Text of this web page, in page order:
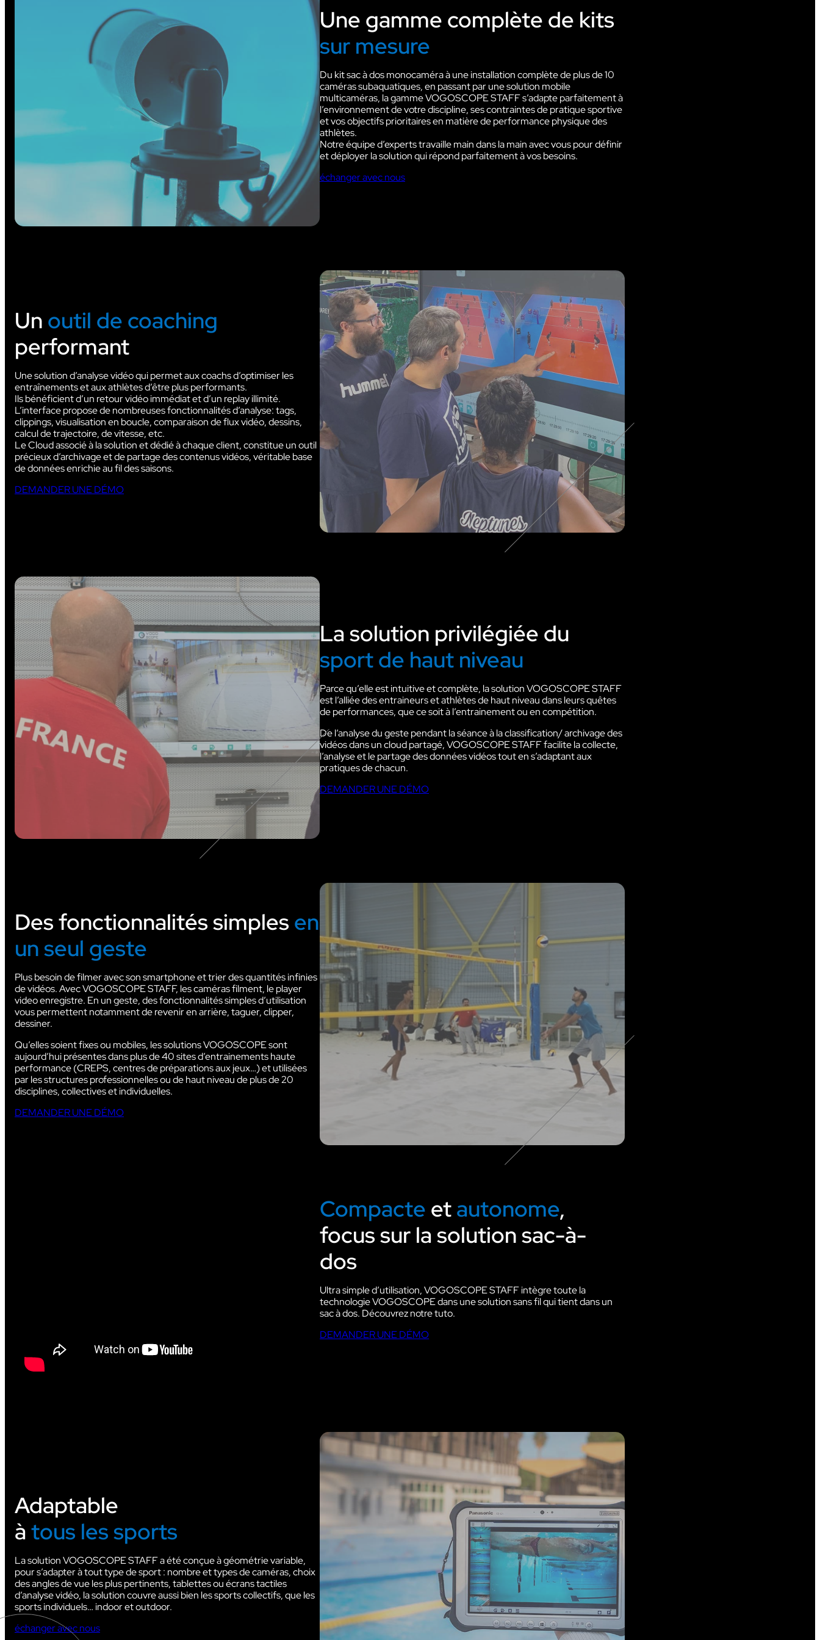
Compatibilité protections
auditives
activités industriels.
Découvrir VOKKERO GUARDIAN
PLUS
Solution VOKKERO GUARDIAN
CONNECT
auditives
Dédié aux équipes terrains des sites et
Talkie-Walkie
Kits
Micro-casques & Accessoires
Micro-casques & Accessoires
Découvrir VOKKERO STAGE
Dédiée aux petites équipes techniques
Boîtier intercom
Kits
Oreillettes & Accessoires
Une gamme complète de kits
sur mesure
Du kit sac à dos monocaméra à une installation complète de plus de 10
caméras subaquatiques, en passant par une solution mobile
multicaméras, la gamme VOGOSCOPE STAFF s’adapte parfaitement à
l’environnement de votre discipline, ses contraintes de pratique sportive
et vos objectifs prioritaires en matière de performance physique des
athlètes.
Notre équipe d’experts travaille main dans la main avec vous pour définir
et déployer la solution qui répond parfaitement à vos besoins.
échanger avec nous
Un outil de coaching
performant
Une solution d’analyse vidéo qui permet aux coachs d’optimiser les
entraînements et aux athlètes d’être plus performants.
Ils bénéficient d’un retour vidéo immédiat et d’un replay illimité.
L’interface propose de nombreuses fonctionnalités d’analyse: tags,
clippings, visualisation en boucle, comparaison de flux vidéo, dessins,
calcul de trajectoire, de vitesse, etc.
Le Cloud associé à la solution et dédié à chaque client, constitue un outil
précieux d’archivage et de partage des contenus vidéos, véritable base
de données enrichie au fil des saisons.
DEMANDER UNE DÉMO
La solution privilégiée du
sport de haut niveau
Parce qu’elle est intuitive et complète, la solution VOGOSCOPE STAFF
est l’alliée des entraineurs et athlètes de haut niveau dans leurs quêtes
de performances, que ce soit à l’entrainement ou en compétition.
De l’analyse du geste pendant la séance à la classification/ archivage des
vidéos dans un cloud partagé, VOGOSCOPE STAFF facilite la collecte,
l’analyse et le partage des données vidéos tout en s’adaptant aux
pratiques de chacun.
DEMANDER UNE DÉMO
Des fonctionnalités simples en
un seul geste
Plus besoin de filmer avec son smartphone et trier des quantités infinies
de vidéos. Avec VOGOSCOPE STAFF, les caméras filment, le player
video enregistre. En un geste, des fonctionnalités simples d’utilisation
vous permettent notamment de revenir en arrière, taguer, clipper,
dessiner.
Qu’elles soient fixes ou mobiles, les solutions VOGOSCOPE sont
aujourd’hui présentes dans plus de 40 sites d’entrainements haute
performance (CREPS, centres de préparations aux jeux…) et utilisées
par les structures professionnelles ou de haut niveau de plus de 20
disciplines, collectives et individuelles.
DEMANDER UNE DÉMO
Compacte etautonome,
focus sur la solution sac-à-
dos
Ultra simple d’utilisation, VOGOSCOPE STAFF intègre toute la
technologie VOGOSCOPE dans une solution sans fil qui tient dans un
sac à dos. Découvrez notre tuto.
DEMANDER UNE DÉMO
Adaptable
àtous les sports
La solution VOGOSCOPE STAFF a été conçue à géométrie variable,
pour s’adapter à tout type de sport : nombre et types de caméras, choix
des angles de vue les plus pertinents, tablettes ou écrans tactiles
d’analyse vidéo, la solution couvre aussi bien les sports collectifs, que les
sports individuels… indoor et outdoor.
échanger avec nous